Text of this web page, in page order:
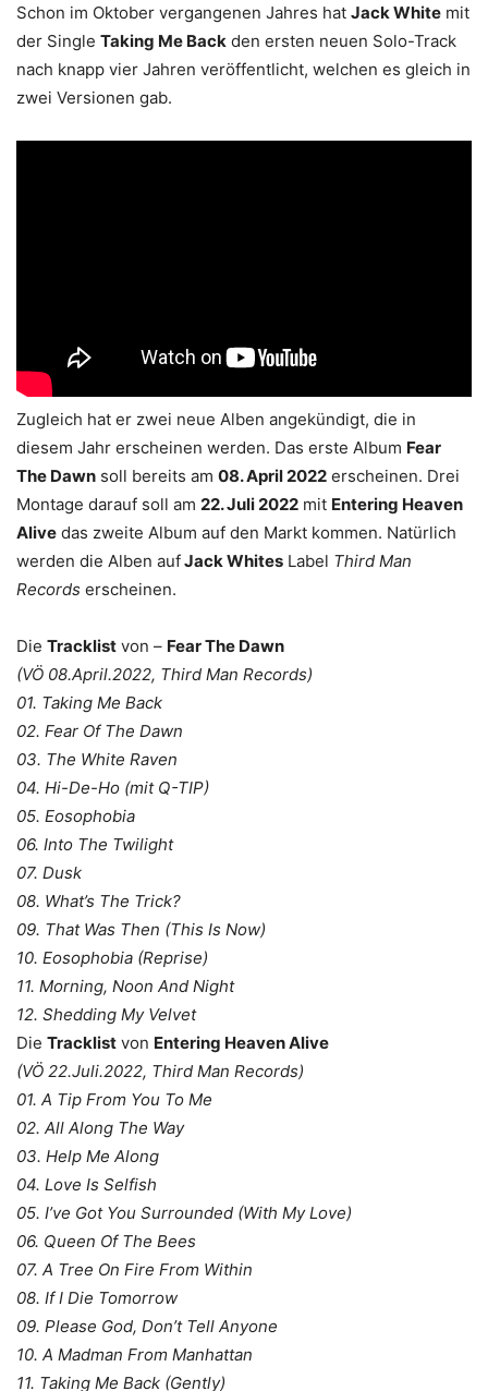
Schon im Oktober vergangenen Jahres hat Jack White mit
der Single Taking Me Back den ersten neuen Solo-Track
nach knapp vier Jahren veröffentlicht, welchen es gleich in
zwei Versionen gab.
Zugleich hat er zwei neue Alben angekündigt, die in
diesem Jahr erscheinen werden. Das erste Album Fear
The Dawn soll bereits am 08. April 2022 erscheinen. Drei
Montage darauf soll am 22. Juli 2022 mit Entering Heaven
Alive das zweite Album auf den Markt kommen. Natürlich
werden die Alben aufJack Whites Label Third Man
Records erscheinen.
Die Tracklist von – Fear The Dawn
(VÖ 08.April.2022, Third Man Records)
01. Taking Me Back
02. Fear Of The Dawn
03. The White Raven
04. Hi-De-Ho (mit Q-TIP)
05. Eosophobia
06. Into The Twilight
07. Dusk
08. What’s The Trick?
09. That Was Then (This Is Now)
10. Eosophobia (Reprise)
11. Morning, Noon And Night
12. Shedding My Velvet
Die Tracklist von Entering Heaven Alive
(VÖ 22.Juli.2022, Third Man Records)
01. A Tip From You To Me
02. All Along The Way
03. Help Me Along
04. Love Is Selfish
05. I’ve Got You Surrounded (With My Love)
06. Queen Of The Bees
07. A Tree On Fire From Within
08. If I Die Tomorrow
09. Please God, Don’t Tell Anyone
10. A Madman From Manhattan
11. Taking Me Back (Gently)